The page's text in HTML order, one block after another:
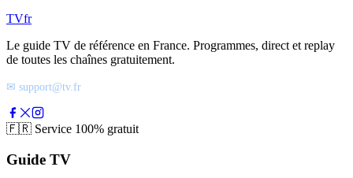
TVfr
Le guide TV de référence en France. Programmes, direct et replay
de toutes les chaînes gratuitement.
✉ support@tv.fr
🇫🇷 Service 100% gratuit
Guide TV